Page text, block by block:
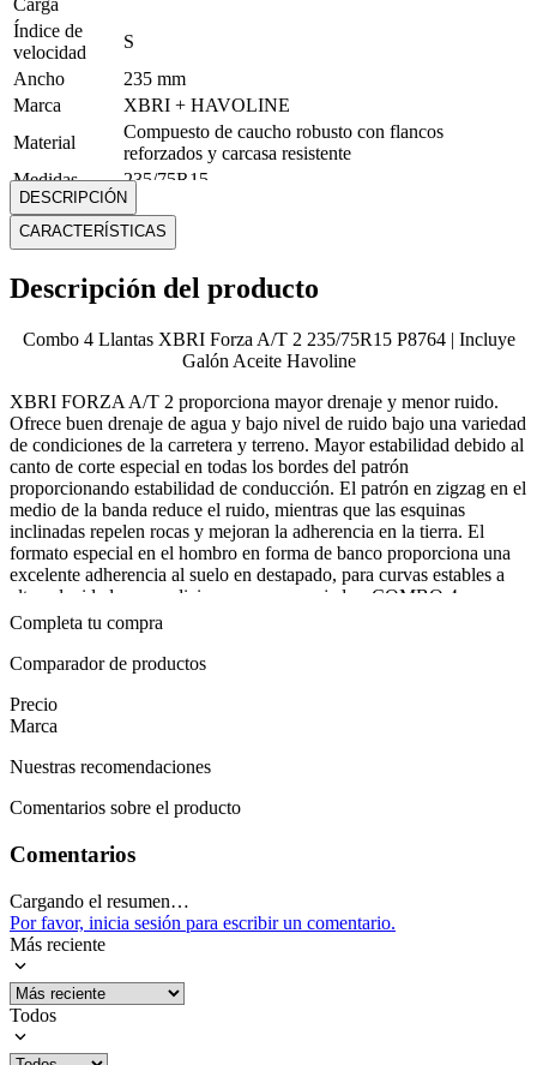
Carga
Índice de
velocidad
S
Ancho
235 mm
Marca
XBRI + HAVOLINE
Material
Compuesto de caucho robusto con flancos
reforzados y carcasa resistente
Medidas
235/75R15
Modelo
FORZA A/T 2
Peso máximo 925 Kg
Perfil
75
DESCRIPCIÓN
CARACTERÍSTICAS
Descripción del producto
Combo 4 Llantas XBRI Forza A/T 2 235/75R15 P8764 | Incluye
Galón Aceite Havoline
XBRI FORZA A/T 2 proporciona mayor drenaje y menor ruido.
Ofrece buen drenaje de agua y bajo nivel de ruido bajo una variedad
de condiciones de la carretera y terreno. Mayor estabilidad debido al
canto de corte especial en todas los bordes del patrón
proporcionando estabilidad de conducción. El patrón en zigzag en el
medio de la banda reduce el ruido, mientras que las esquinas
inclinadas repelen rocas y mejoran la adherencia en la tierra. El
formato especial en el hombro en forma de banco proporciona una
excelente adherencia al suelo en destapado, para curvas estables a
alta velocidad, en condiciones secas y mojadas. COMBO 4
LLANTAS +1 galon Aceite Havoline (10w30 o 5W20)
:
Mostrar más
Completa tu compra
Comparador de productos
Precio
Marca
Nuestras recomendaciones
Comentarios sobre el producto
Comentarios
Cargando el resumen…
Por favor, inicia sesión para escribir un comentario.
Más reciente
Todos